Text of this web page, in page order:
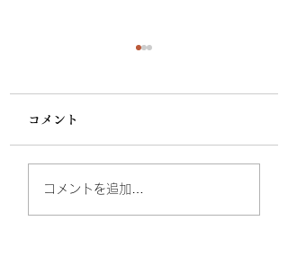
家督は兄にお還し申
す ～水戸黄門と畠山
コメント
コメントを追加…